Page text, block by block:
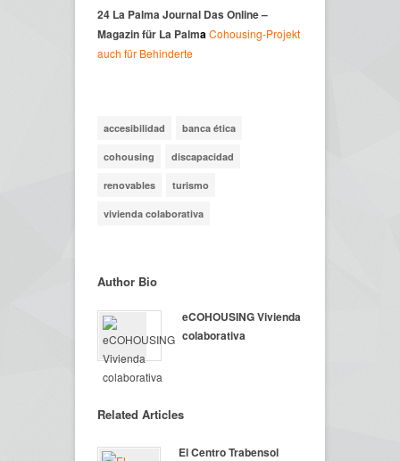
24 La Palma Journal Das Online –
Magazin für La PalmaCohousing-Projekt
auch für Behinderte
accesibilidad banca ética
cohousing discapacidad
renovables turismo
vivienda colaborativa
Author Bio
eCOHOUSING Vivienda
colaborativa
Related Articles
El Centro Trabensol